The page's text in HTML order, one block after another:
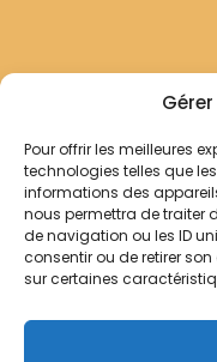
Pour offrir les meilleures
technologies telles que
informations des
nous permettra de traiter
de navigation ou les ID
consentir ou de retirer
sur certaines
Archives
RECHERCHER
Comment chercher ?
Les archives
Notre démarche
Contact